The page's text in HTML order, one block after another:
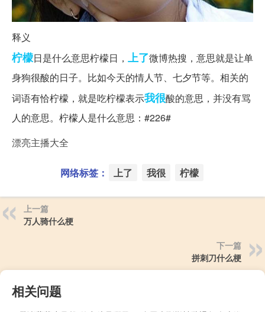
释义
柠檬日是什么意思柠檬日， 上了微博热搜，意思就是让单
身狗很酸的日子。比如今天的情人节、七夕节等。相关的
词语有恰柠檬，就是吃柠檬表示我很酸的意思，并没有骂
人的意思。柠檬人是什么意思：#226#
漂亮主播大全
网络标签： 上了 我很 柠檬
上一篇
万人骑什么梗
下一篇
拼刺刀什么梗
相关问题